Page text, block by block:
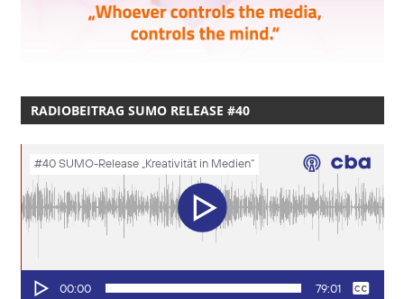
RADIOBEITRAG SUMO RELEASE #40